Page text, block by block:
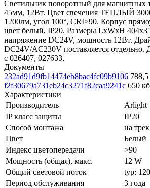
Светильник поворотный для магнитных
45мм, 12Вт. Цвет свечения ТЕПЛЫЙ
1200лм, угол 100°, CRI>90. Корпус
цвет белый, IP20. Размеры LxWxH
напряжение DC24V, мощность 12Вт.
DС24V/AC230V поставляется отдельно.
с 026407, 027633.
Документы
232ad91d9fb14474eb8bac4fc09b9106
f2f30679a731eb24c3271f82caa9241c 650 кб
Характеристики
Производитель
Arlight
IP класс защиты
IP20
Способ монтажа
на
Цвет
Белый
Индекс цветопередачи
>90
Мощность (общая), макс.
12 W
Общий световой поток
typ:
Период обслуживания
3 года